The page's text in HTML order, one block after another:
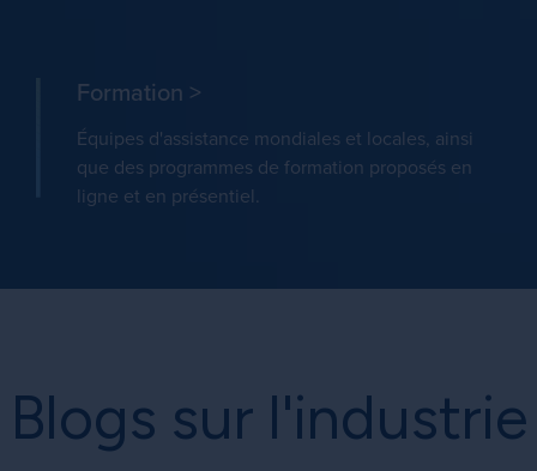
Formation >
Équipes d'assistance mondiales et locales, ainsi
que des programmes de formation proposés en
ligne et en présentiel.
Blogs sur l'industrie